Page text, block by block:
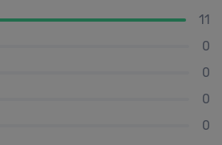
11
0
0
0
0